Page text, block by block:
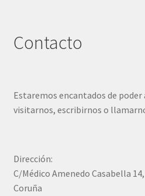
Contacto
Estaremos encantados de poder
visitarnos, escribirnos o
Dirección:
C/Médico Amenedo Casabella
Coruña